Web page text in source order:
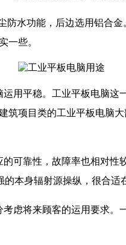
水功能，后边选用铝合
一些。
用平稳。工业平板电脑
项目类的工业平板电脑
可靠性，故障率也相对
本身辐射源操纵，很合适
虑将来顾客的运用要求。